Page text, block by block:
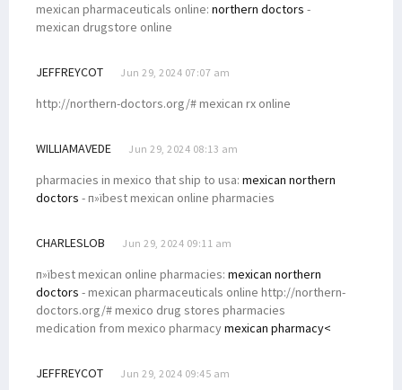
mexican pharmaceuticals online: northern doctors -
mexican drugstore online
JEFFREYCOT Jun 29, 2024 07:07 am
http://northern-doctors.org/# mexican rx online
WILLIAMAVEDE Jun 29, 2024 08:13 am
pharmacies in mexico that ship to usa: mexican northern
doctors - п»їbest mexican online pharmacies
CHARLESLOB Jun 29, 2024 09:11 am
п»їbest mexican online pharmacies: mexican northern
doctors - mexican pharmaceuticals online http://northern-
doctors.org/# mexico drug stores pharmacies
medication from mexico pharmacymexican pharmacy<
JEFFREYCOT Jun 29, 2024 09:45 am